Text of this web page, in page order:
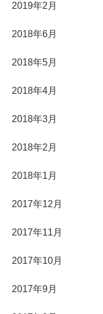
2019年2月
2018年6月
2018年5月
2018年4月
2018年3月
2018年2月
2018年1月
2017年12月
2017年11月
2017年10月
2017年9月